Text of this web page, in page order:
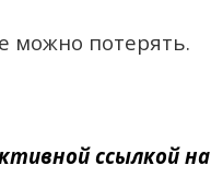
можно потерять.
ссылкой на